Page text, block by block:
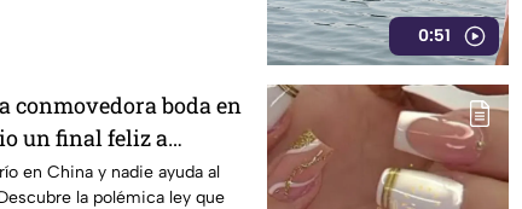
0:51
conmovedora boda en
un final feliz a
en China y nadie ayuda al
la polémica ley que